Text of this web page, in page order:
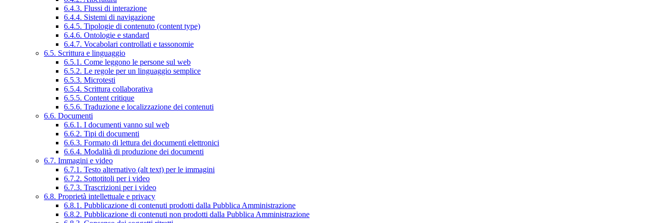
6.4.3. Flussi di interazione
6.4.4. Sistemi di navigazione
6.4.5. Tipologie di contenuto (content type)
6.4.6. Ontologie e standard
6.4.7. Vocabolari controllati e tassonomie
6.5. Scrittura e linguaggio
6.5.1. Come leggono le persone sul web
6.5.2. Le regole per un linguaggio semplice
6.5.3. Microtesti
6.5.4. Scrittura collaborativa
6.5.5. Content critique
6.5.6. Traduzione e localizzazione dei contenuti
6.6. Documenti
6.6.1. I documenti vanno sul web
6.6.2. Tipi di documenti
6.6.3. Formato di lettura dei documenti elettronici
6.6.4. Modalità di produzione dei documenti
6.7. Immagini e video
6.7.1. Testo alternativo (alt text) per le immagini
6.7.2. Sottotitoli per i video
6.7.3. Trascrizioni per i video
6.8. Proprietà intellettuale e privacy
6.8.1. Pubblicazione di contenuti prodotti dalla Pubblica Amministrazione
6.8.2. Pubblicazione di contenuti non prodotti dalla Pubblica Amministrazione